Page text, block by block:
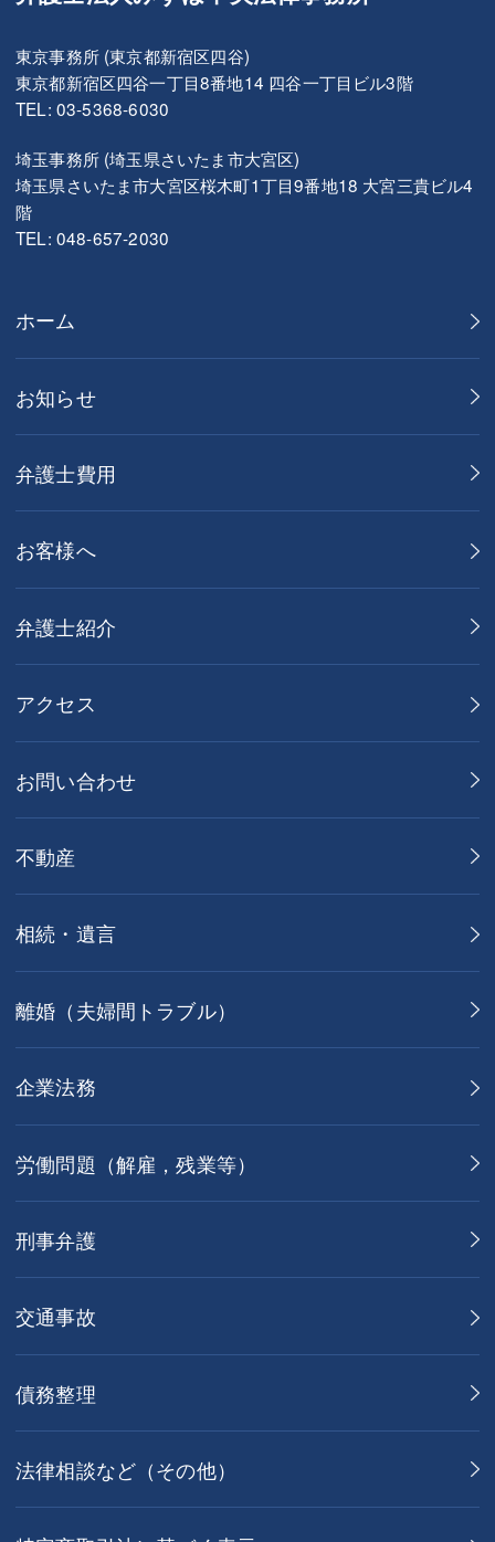
東京事務所 (東京都新宿区四谷)
東京都新宿区四谷一丁目8番地14 四谷一丁目ビル3階
TEL: 03-5368-6030
埼玉事務所 (埼玉県さいたま市大宮区)
埼玉県さいたま市大宮区桜木町1丁目9番地18 大宮三貴ビル4
階
TEL: 048-657-2030
ホーム
お知らせ
弁護士費用
お客様へ
弁護士紹介
アクセス
お問い合わせ
不動産
相続・遺言
離婚（夫婦間トラブル）
企業法務
労働問題（解雇，残業等）
刑事弁護
交通事故
債務整理
法律相談など（その他）